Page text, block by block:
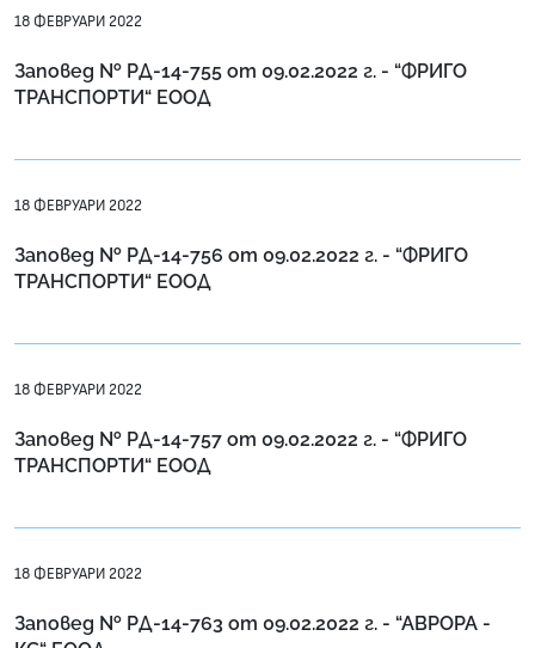
18 ФЕВРУАРИ 2022
Заповед № РД-14-755 от 09.02.2022 г. - “ФРИГО
ТРАНСПОРТИ“ ЕООД
18 ФЕВРУАРИ 2022
Заповед № РД-14-756 от 09.02.2022 г. - “ФРИГО
ТРАНСПОРТИ“ ЕООД
18 ФЕВРУАРИ 2022
Заповед № РД-14-757 от 09.02.2022 г. - “ФРИГО
ТРАНСПОРТИ“ ЕООД
18 ФЕВРУАРИ 2022
Заповед № РД-14-763 от 09.02.2022 г. - “АВРОРА -